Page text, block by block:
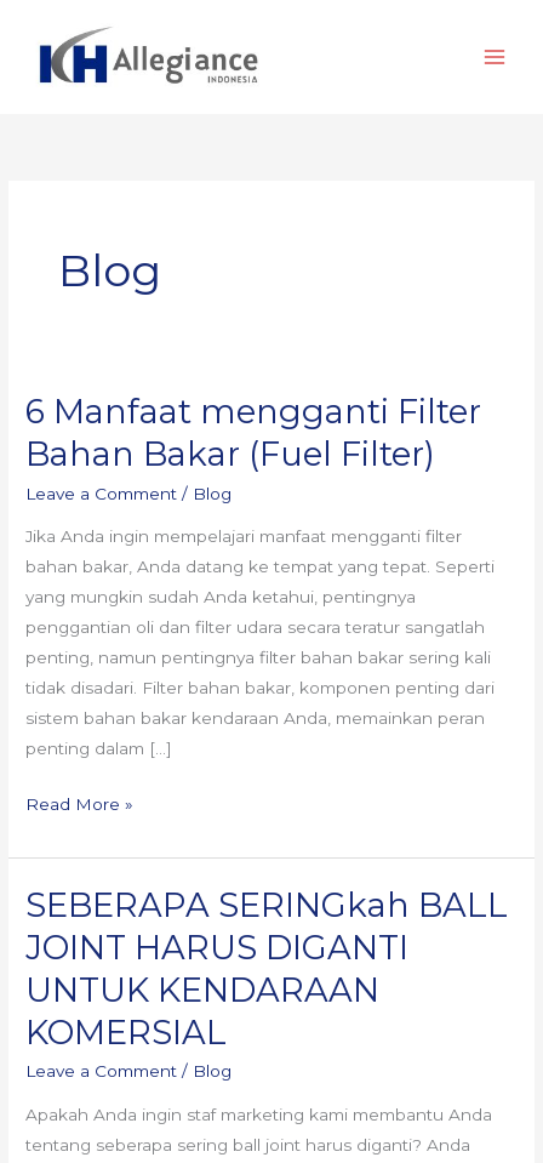
content
Blog
6 Manfaat mengganti Filter
Bahan Bakar (Fuel Filter)
Leave a Comment / Blog
Jika Anda ingin mempelajari manfaat mengganti filter
bahan bakar, Anda datang ke tempat yang tepat. Seperti
yang mungkin sudah Anda ketahui, pentingnya
penggantian oli dan filter udara secara teratur sangatlah
penting, namun pentingnya filter bahan bakar sering kali
tidak disadari. Filter bahan bakar, komponen penting dari
sistem bahan bakar kendaraan Anda, memainkan peran
penting dalam […]
6
mengganti
Filter
Bahan
Bakar
Read More »
SEBERAPA SERINGkah BALL
JOINT HARUS DIGANTI
UNTUK KENDARAAN
KOMERSIAL
Leave a Comment / Blog
Apakah Anda ingin staf marketing kami membantu Anda
tentang seberapa sering ball joint harus diganti? Anda
SEBERAPA
BALL
JOINT
HARUS
DIGANTI
UNTUK
KENDARAAN
KOMERSIAL